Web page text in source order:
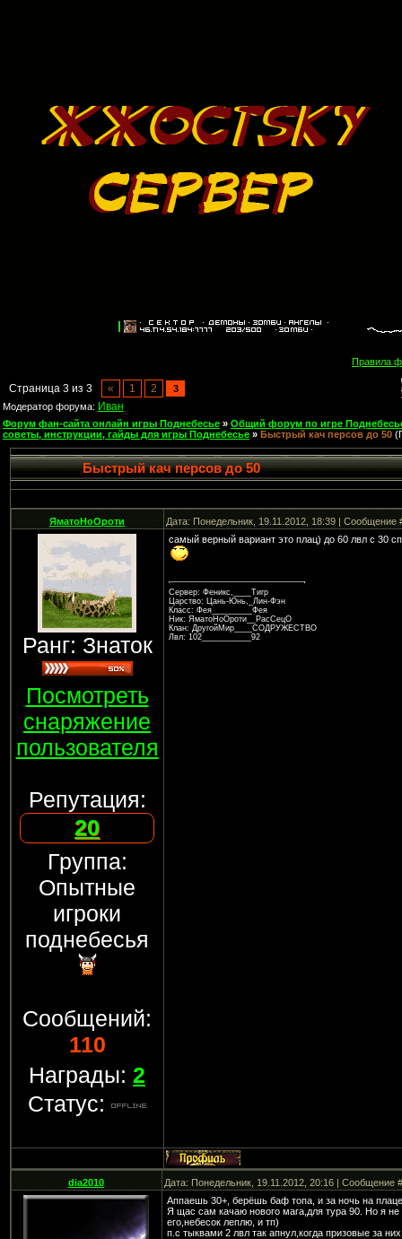
Правила
Страница 3 из 3 « 1 2
3
Модератор форума: Иван
Форум фан-сайта онлайн игры Поднебесье » Общий форум по игре
советы, инструкции, гайды для игры Поднебесье » Быстрый кач персов до 50
Быстрый кач персов до 50
ЯматоНоОроти Дата: Понедельник, 19.11.2012, 18:39 | Сообщение
Ранг: Знаток
Посмотреть
снаряжение
пользователя
Репутация:
20
Группа:
Опытные
игроки
поднебесья
Сообщений:
110
Награды: 2
Статус:
самый верный вариант это плац) до 60 лвл с 30
Сервер: Феникс,____Тигр
Царство: Цань-Юнь,_Лин-Фэн
Класс: Фея_________Фея
Ник: ЯматоНоОроти__РасСецО
Клан: ДругойМир____СОДРУЖЕСТВО
Лвл: 102___________92
dia2010 Дата: Понедельник, 19.11.2012, 20:16 | Сообщение
Аппаешь 30+, берёшь баф топа, и за ночь на
Я щас сам качаю нового мага,для тура 90. Но я не
его,небесок леплю, и тп)
п.с тыквами 2 лвл так апнул,когда призовые за